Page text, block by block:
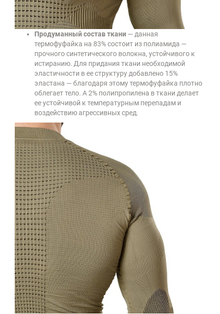
Продуманный состав ткани — данная
термофуфайка на 83% состоит из полиамида —
прочного синтетического волокна, устойчивого к
истиранию. Для придания ткани необходимой
эластичности в ее структуру добавлено 15%
эластана — благодаря этому термофуфайка плотно
облегает тело. А 2% полипропилена в ткани делает
ее устойчивой к температурным перепадам и
воздействию агрессивных сред.